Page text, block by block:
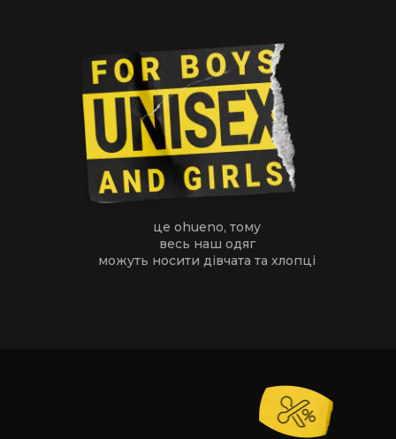
це ohueno, тому
весь наш одяг
можуть носити дівчата та хлопці